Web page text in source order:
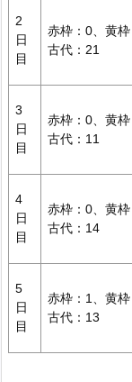
2
日
目
赤枠：0、黄枠
古代：21
3
日
目
赤枠：0、黄枠
古代：11
4
日
目
赤枠：0、黄枠
古代：14
5
日
目
赤枠：1、黄枠
古代：13